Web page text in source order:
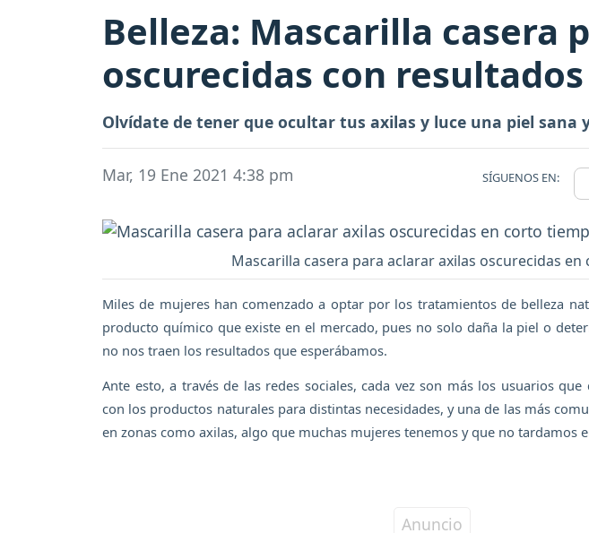
Belleza: Mascarilla casera
oscurecidas con
Olvídate de tener que ocultar tus axilas y luce una piel sana
Mar, 19 Ene 2021 4:38 pm SÍGUENOS EN:
Mascarilla casera para aclarar axilas oscurecidas
Miles de mujeres han comenzado a optar por los tratamientos de belleza
producto químico que existe en el mercado, pues no solo daña la piel o
no nos traen los resultados que esperábamos.
Ante esto, a través de las redes sociales, cada vez son más los usuarios
con los productos naturales para distintas necesidades, y una de las más
en zonas como axilas, algo que muchas mujeres tenemos y que no tardamos